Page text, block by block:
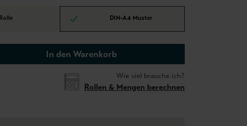
Rolle DIN-A4 Muster
In den Warenkorb
Wie viel brauche ich?
Rollen & Mengen berechnen